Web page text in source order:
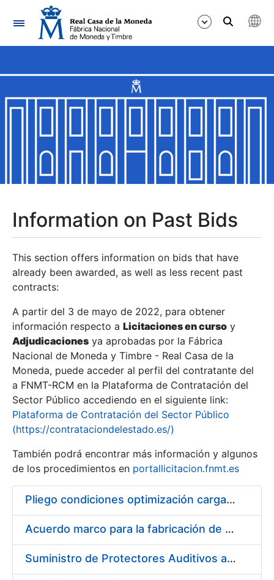
Navigation
Show/Hide
Show/Hide
Show/Hide
Show/Hide
Show/Hide
Show/Hide
Information on Past Bids
This section offers information on bids that have
already been awarded, as well as less recent past
contracts:
A partir del 3 de mayo de 2022, para obtener
información respecto a Licitaciones en curso y
Adjudicaciones ya aprobadas por la Fábrica
Nacional de Moneda y Timbre - Real Casa de la
Moneda, puede acceder al perfil del contratante del
a FNMT-RCM en la Plataforma de Contratación del
Sector Público accediendo en el siguiente link:
Plataforma de Contratación del Sector Público
(https://contrataciondelestado.es/)
También podrá encontrar más información y algunos
de los procedimientos en portallicitacion.fnmt.es
Pliego condiciones optimización cargas compras firmado
Acuerdo marco para la fabricación de piezas
Suministro de Protectores Auditivos a medida para las personas trabajadoras de los Centros de Trabajo de Madrid y Burgos